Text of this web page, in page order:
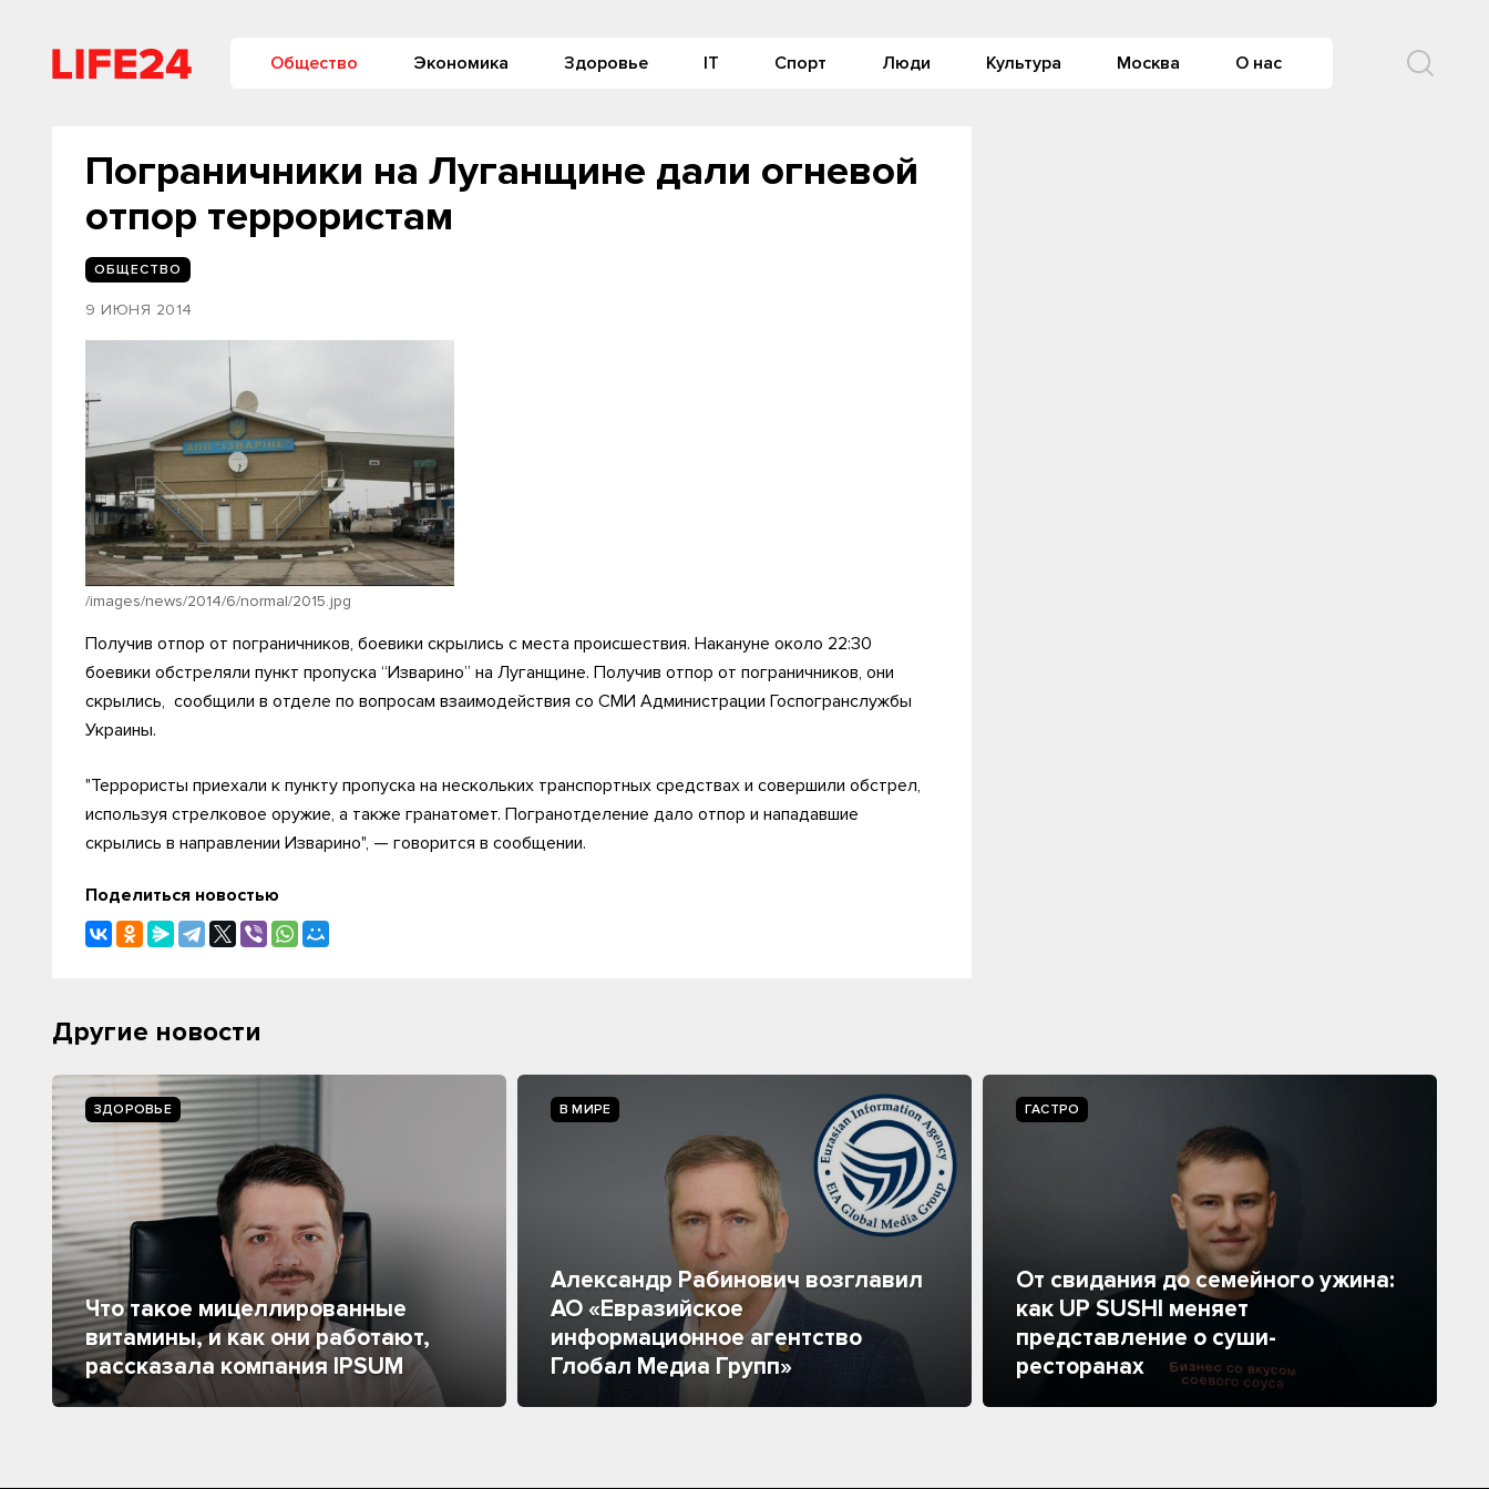
Общество Экономика Здоровье IT Спорт Люди Культура Москва О нас
Пограничники на Луганщине дали огневой
отпор террористам
ОБЩЕСТВО
9 ИЮНЯ 2014
/images/news/2014/6/normal/2015.jpg
Получив отпор от пограничников, боевики скрылись с места происшествия. Накануне около 22:30
боевики обстреляли пункт пропуска “Изварино” на Луганщине. Получив отпор от пограничников, они
скрылись, сообщили в отделе по вопросам взаимодействия со СМИ Администрации Госпогранслужбы
Украины.
"Террористы приехали к пункту пропуска на нескольких транспортных средствах и совершили обстрел,
используя стрелковое оружие, а также гранатомет. Погранотделение дало отпор и нападавшие
скрылись в направлении Изварино", — говорится в сообщении.
Поделиться новостью
Другие новости
ЗДОРОВЬЕ
Что такое мицеллированные
витамины, и как они работают,
рассказала компания IPSUM
В МИРЕ
Александр Рабинович возглавил
АО «Евразийское
информационное агентство
Глобал Медиа Групп»
ГАСТРО
От свидания до семейного ужина:
как UP SUSHI меняет
представление о суши-
ресторанах